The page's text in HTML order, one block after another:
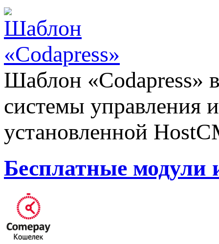
Шаблон «Codapress»
системы управления
установленной
Бесплатные модули